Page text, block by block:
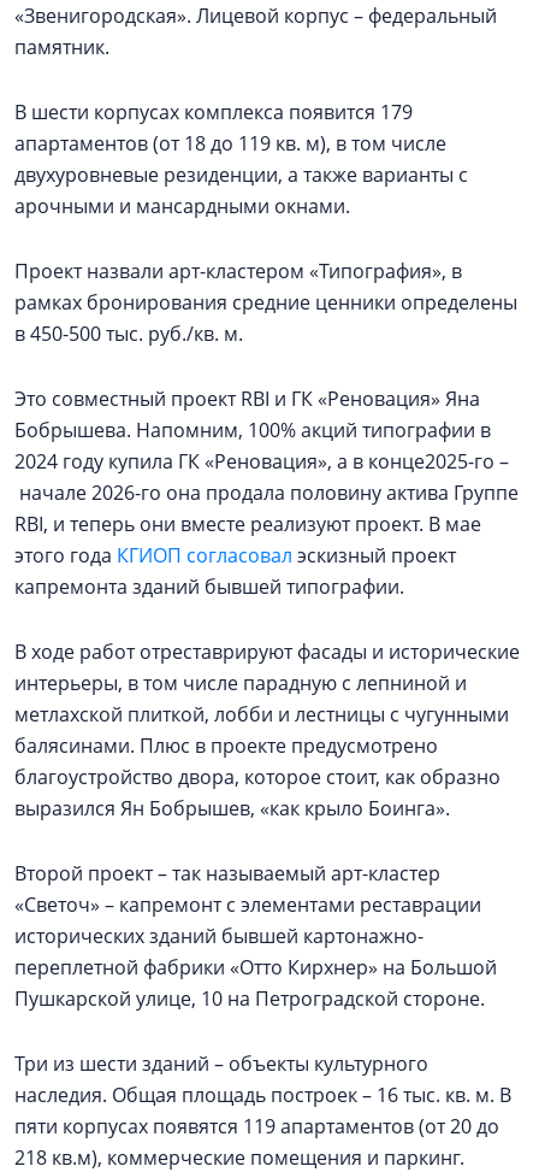
«Звенигородская». Лицевой корпус – федеральный
памятник.
В шести корпусах комплекса появится 179
апартаментов (от 18 до 119 кв. м), в том числе
двухуровневые резиденции, а также варианты с
арочными и мансардными окнами.
Проект назвали арт-кластером «Типография», в
рамках бронирования средние ценники определены
в 450-500 тыс. руб./кв. м.
Это совместный проект RBI и ГК «Реновация» Яна
Бобрышева. Напомним, 100% акций типографии в
2024 году купила ГК «Реновация», а в конце2025-го –
начале 2026-го она продала половину актива Группе
RBI, и теперь они вместе реализуют проект. В мае
этого года КГИОП согласовал эскизный проект
капремонта зданий бывшей типографии.
В ходе работ отреставрируют фасады и исторические
интерьеры, в том числе парадную с лепниной и
метлахской плиткой, лобби и лестницы с чугунными
балясинами. Плюс в проекте предусмотрено
благоустройство двора, которое стоит, как образно
выразился Ян Бобрышев, «как крыло Боинга».
Второй проект – так называемый арт-кластер
«Светоч» – капремонт с элементами реставрации
исторических зданий бывшей картонажно-
переплетной фабрики «Отто Кирхнер» на Большой
Пушкарской улице, 10 на Петроградской стороне.
Три из шести зданий – объекты культурного
наследия. Общая площадь построек – 16 тыс. кв. м. В
пяти корпусах появятся 119 апартаментов (от 20 до
218 кв.м), коммерческие помещения и паркинг.